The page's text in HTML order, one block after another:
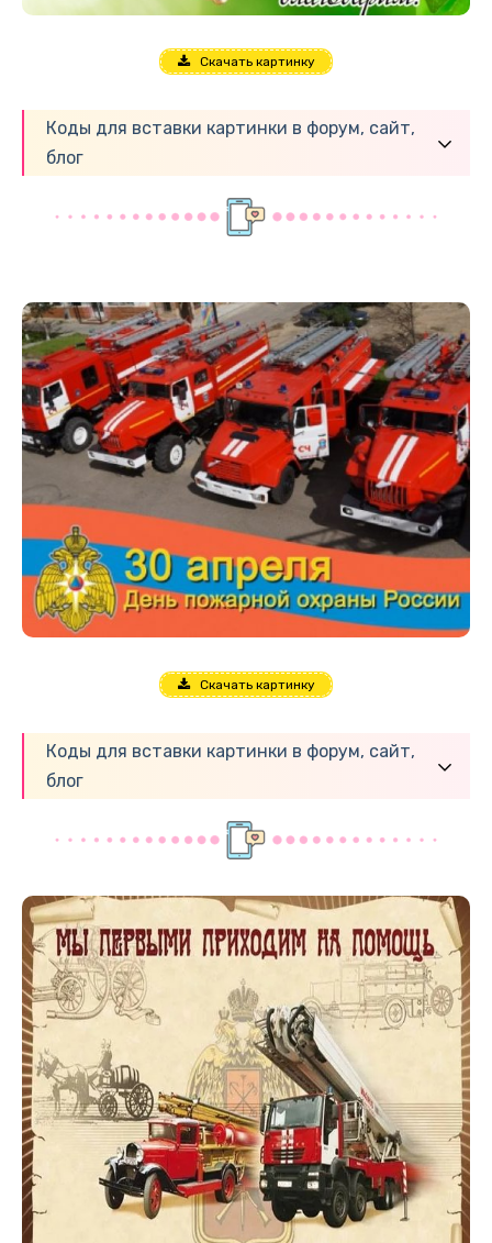
Скачать картинку
Коды для вставки картинки в форум, сайт,
блог
Скачать картинку
Коды для вставки картинки в форум, сайт,
блог